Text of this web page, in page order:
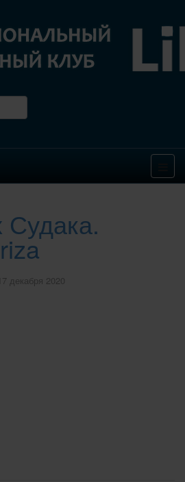
Судака.
17 декабря 2020